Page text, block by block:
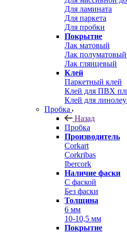
Для ламината
Для паркета
Для пробки
Покрытие
Лак матовый
Лак полуматовый
Лак глянцевый
Клей
Паркетный клей
Клей для ПВХ
Клей для
Пробка
Назад
Пробка
Производитель
Corkart
Corkribas
Ibercork
Наличие фаски
С фаской
Без фаски
Толщина
6 мм
10-10,5 мм
Покрытие